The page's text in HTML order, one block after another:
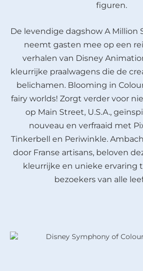
figuren.
De levendige dagshow A Million
neemt gasten mee op een
verhalen van Disney
kleurrijke praalwagens die de
belichamen. Blooming in
fairy worlds! Zorgt verder voor
op Main Street, U.S.A.,
nouveau en verfraaid met
Tinkerbell en Periwinkle.
door Franse artisans, beloven
kleurrijke en unieke ervaring
bezoekers van alle